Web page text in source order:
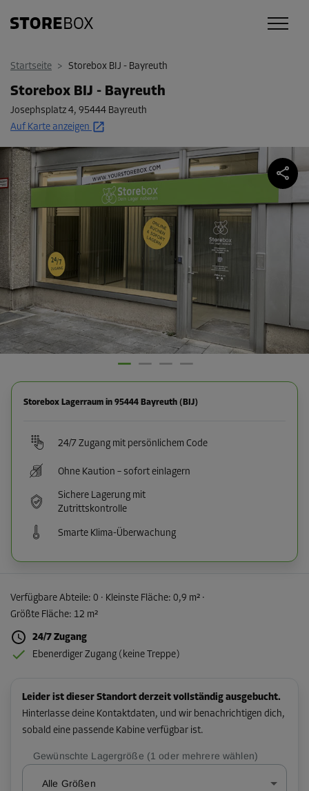
Startseite > Storebox BIJ - Bayreuth
Storebox BIJ - Bayreuth
Josephsplatz 4, 95444 Bayreuth
Auf Karte anzeigen
Storebox Lagerraum in 95444 Bayreuth (BIJ)
24/7 Zugang mit persönlichem Code
Ohne Kaution – sofort einlagern
Sichere Lagerung mit
Zutrittskontrolle
Smarte Klima-Überwachung
Verfügbare Abteile: 0 · Kleinste Fläche: 0,9 m² ·
Größte Fläche: 12 m²
24/7 Zugang
Ebenerdiger Zugang (keine Treppe)
Leider ist dieser Standort derzeit vollständig ausgebucht.
Hinterlasse deine Kontaktdaten, und wir benachrichtigen dich,
sobald eine passende Kabine verfügbar ist.
Gewünschte Lagergröße (1 oder mehrere wählen)
Alle Größen